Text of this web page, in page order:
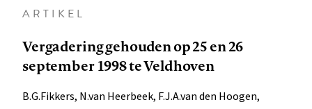
ARTIKEL
Vergadering gehouden op 25 en 26
september 1998 te Veldhoven
B.G.Fikkers, N.van Heerbeek, F.J.A.van den Hoogen,